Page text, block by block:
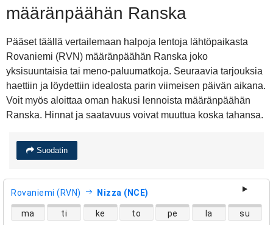
määränpäähän Ranska
Pääset täällä vertailemaan halpoja lentoja lähtöpaikasta
Rovaniemi (RVN) määränpäähän Ranska joko
yksisuuntaisia tai meno-paluumatkoja. Seuraavia tarjouksia
haettiin ja löydettiin idealosta parin viimeisen päivän aikana.
Voit myös aloittaa oman hakusi lennoista määränpäähän
Ranska. Hinnat ja saatavuus voivat muuttua koska tahansa.
Suodatin
Rovaniemi (RVN) Nizza (NCE)
suorien lentojen saatavuus
ma ti ke to pe la su